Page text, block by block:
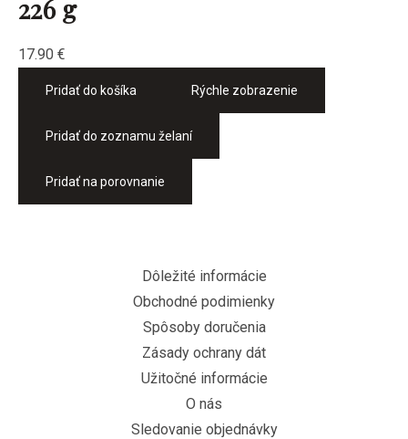
226 g
17.90 €
Pridať do košíka Rýchle zobrazenie
Pridať do zoznamu želaní
Pridať na porovnanie
Dôležité informácie
Obchodné podimienky
Spôsoby doručenia
Zásady ochrany dát
Užitočné informácie
O nás
Sledovanie objednávky